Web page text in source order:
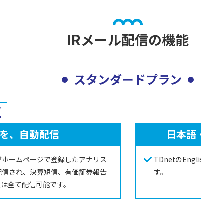
IRメール配信の機能
スタンダードプラン
、自動配信
ームページで登録したアナリス
され、決算短信、有価証券報告
全て配信可能です。
日本語
TDnetの
す。